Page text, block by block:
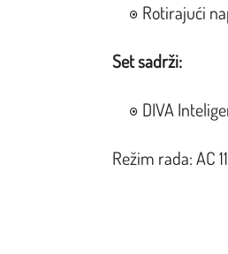
Rotirajući
Set sadrži:
DIVA
Režim rada: AC